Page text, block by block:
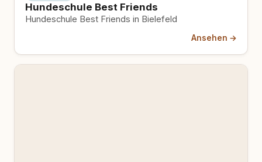
Hundeschule Best Friends
Hundeschule Best Friends in Bielefeld
Ansehen →